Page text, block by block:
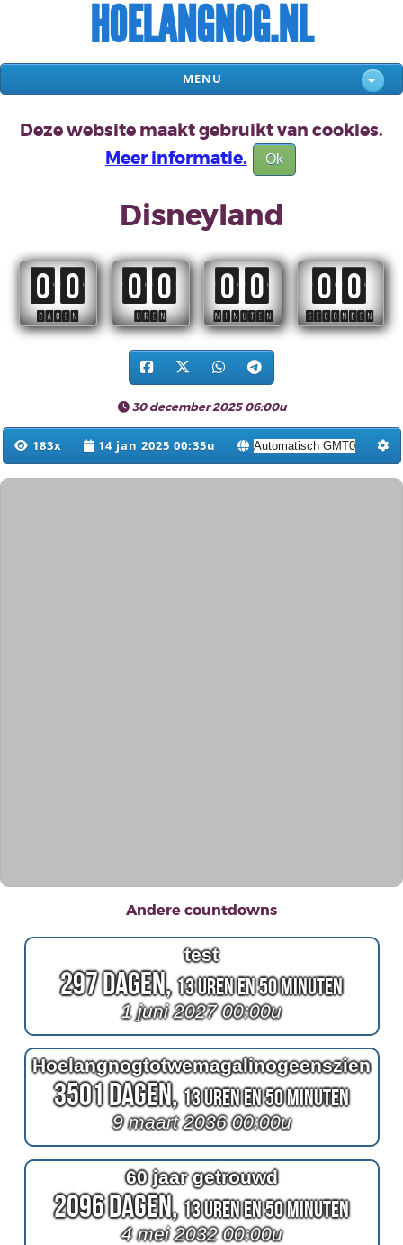
HOELANGNOG.NL
MENU
Deze website maakt gebruikt van cookies.
Meer informatie.
Ok
Disneyland
00
DAGEN
00
UREN
00
MINUTEN
00
SECONDEN
30 december 2025 06:00u
183x 14 jan 2025 00:35u
Andere countdowns
test
297 Dagen,13 Uren en 50 Minuten
1 juni 2027 00:00u
Hoelangnogtotwemagalinogeenszien
3501 Dagen,13 Uren en 50 Minuten
9 maart 2036 00:00u
60 jaar getrouwd
2096 Dagen,13 Uren en 50 Minuten
4 mei 2032 00:00u